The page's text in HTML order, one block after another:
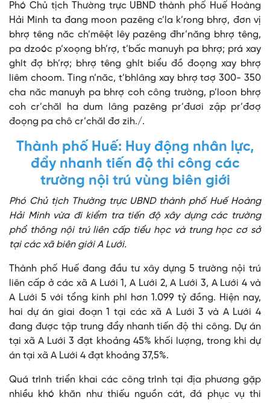
Phó Chủ tịch Thường trực UBND thành phố Huế Hoàng
Hải Minh ta đang moon pazêng c’la k’rong bhrợ, đơn vị
bhrợ têng năc ch’mêệt lêy pazêng đhr’năng bhrợ têng,
pa dzoóc p’xoọng bh’rợ, t’bấc manuyh pa bhrợ; prá xay
ghít đợ bh’rợ; bhrợ têng ghít biểu đồ đoọng xay bhrợ
liêm choom. Ting n’năc, t’bhlâng xay bhrợ tơợ 300- 350
cha năc manuyh pa bhrợ coh công trường, p’loon bhrợ
coh cr’chăl ha dum lâng pazêng pr’đươi zập pr’đơợ
đoọng pa chô cr’chăl đơ zih./.
Thành phố Huế: Huy động nhân lực,
đẩy nhanh tiến độ thi công các
trường nội trú vùng biên giới
Phó Chủ tịch Thường trực UBND thành phố Huế Hoàng
Hải Minh vừa đi kiểm tra tiến độ xây dựng các trường
phổ thông nội trú liên cấp tiểu học và trung học cơ sở
tại các xã biên giới A Lưới.
Thành phố Huế đang đầu tư xây dựng 5 trường nội trú
liên cấp ở các xã A Lưới 1, A Lưới 2, A Lưới 3, A Lưới 4 và
A Lưới 5 với tổng kinh phí hơn 1.099 tỷ đồng. Hiện nay,
hai dự án giai đoạn 1 tại các xã A Lưới 3 và A Lưới 4
đang được tập trung đẩy nhanh tiến độ thi công. Dự án
tại xã A Lưới 3 đạt khoảng 45% khối lượng, trong khi dự
án tại xã A Lưới 4 đạt khoảng 37,5%.
Quá trình triển khai các công trình tại địa phương gặp
nhiều khó khăn như thiếu nguồn cát, đá phục vụ thi